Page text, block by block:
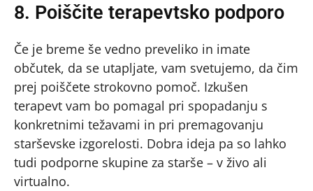
8. Poiščite terapevtsko podporo
Če je breme še vedno preveliko in imate
občutek, da se utapljate, vam svetujemo, da čim
prej poiščete strokovno pomoč. Izkušen
terapevt vam bo pomagal pri spopadanju s
konkretnimi težavami in pri premagovanju
starševske izgorelosti. Dobra ideja pa so lahko
tudi podporne skupine za starše – v živo ali
virtualno.